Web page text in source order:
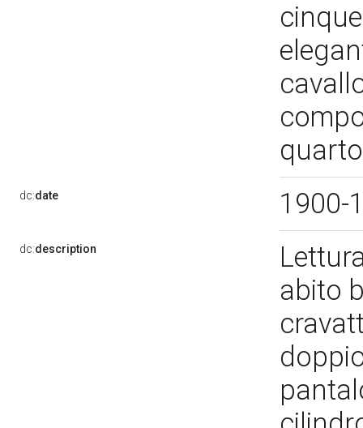
dc:date 1900-
dc:description
abito